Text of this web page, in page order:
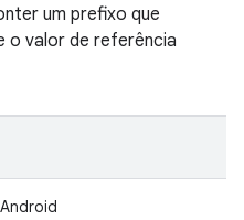
um prefixo que
o valor de referência